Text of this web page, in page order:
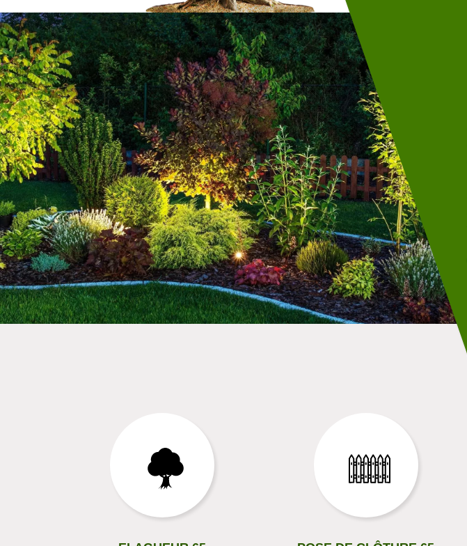
Nestalas
à réaliser de
les confier à des
Welty Marc qui a
pas qu'il peut
à beaucoup de
en la
et
un devis qui est
Welty Marc pour une intervention
efficace
Se trouvant à Pierrefitte Nestalas 65260 depuis des années ; notre
entreprise Welty Marc est devenue une référence pour les habitants se
trouvant dans cette ville. Nous intervenons efficacement et faisons tout
notre possible pour vous fournir des tailles de haies, de buissons ou
d’arbustes de qualité à Pierrefitte Nestalas.Nous sommes une
entreprise qui est à l’écoute de la clientèle ; nous pouvons réaliser des
tailles de haies sur mesure et en accord avec vos besoins à Pierrefitte
Nestalas 65260. Notre entreprise Welty Marc propose ses services
aux professionnels et aux particuliers.